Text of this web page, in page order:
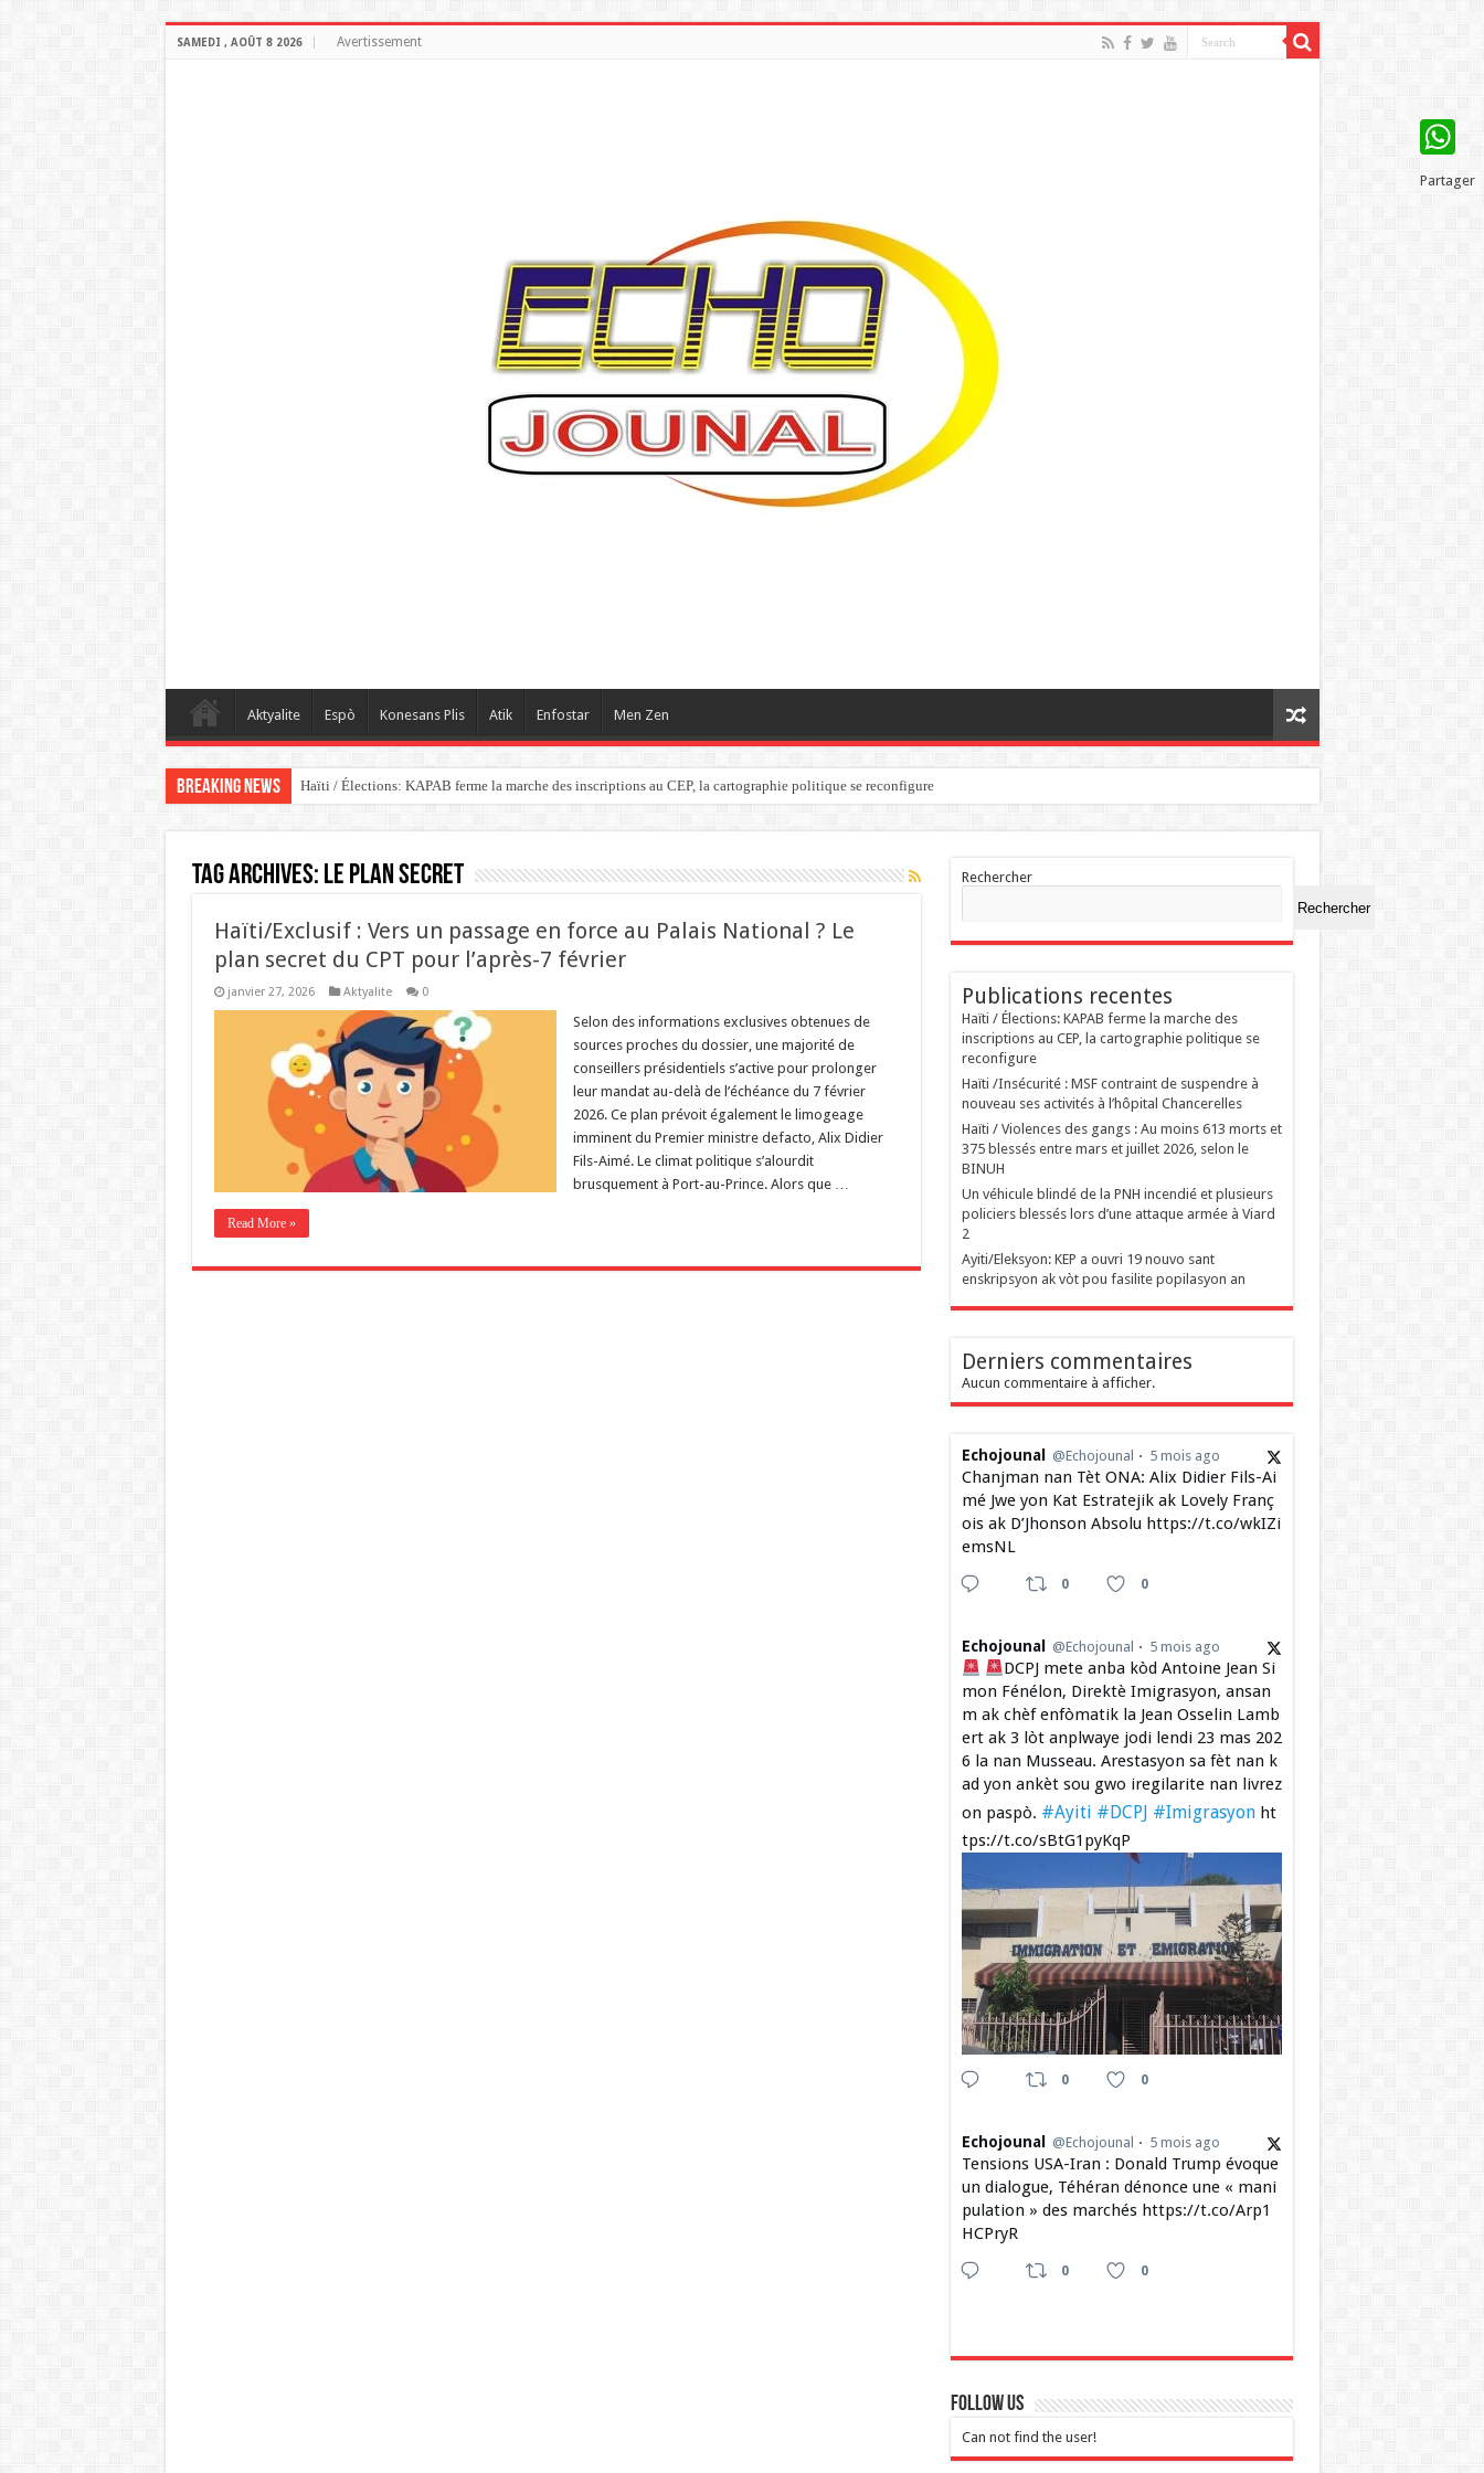
SAMEDI , AOÛT 8 2026 Avertissement
Aktyalite Espò Konesans Plis Atik Enfostar Men Zen
Breaking News Haïti / Élections: KAPAB ferme la marche des inscriptions au CEP, la cartographie politique se reconfigure
Tag Archives: Le plan secret
Haïti/Exclusif : Vers un passage en force au Palais National ? Le
plan secret du CPT pour l’après-7 février
janvier 27, 2026 Aktyalite 0
​Selon des informations exclusives obtenues de
sources proches du dossier, une majorité de
conseillers présidentiels s’active pour prolonger
leur mandat au-delà de l’échéance du 7 février
2026. Ce plan prévoit également le limogeage
imminent du Premier ministre defacto, Alix Didier
Fils-Aimé. ​Le climat politique s’alourdit
brusquement à Port-au-Prince. Alors que …
Read More »
Rechercher
Rechercher
Publications recentes
Haïti / Élections: KAPAB ferme la marche des
inscriptions au CEP, la cartographie politique se
reconfigure
Haïti /Insécurité : MSF contraint de suspendre à
nouveau ses activités à l’hôpital Chancerelles
Haïti / Violences des gangs : Au moins 613 morts et
375 blessés entre mars et juillet 2026, selon le
BINUH
Un véhicule blindé de la PNH incendié et plusieurs
policiers blessés lors d’une attaque armée à Viard
2
‎Ayiti/Eleksyon: KEP a ouvri 19 nouvo sant
enskripsyon ak vòt pou fasilite popilasyon an
Derniers commentaires
Aucun commentaire à afficher.
Echojounal @Echojounal 5 mois ago
Chanjman nan Tèt ONA: Alix Didier Fils-Ai
mé Jwe yon Kat Estratejik ak Lovely Franç
ois ak D’Jhonson Absolu https://t.co/wkIZi
emsNL
0 0
Echojounal @Echojounal 5 mois ago
DCPJ mete anba kòd Antoine Jean Si
mon Fénélon, Direktè Imigrasyon, ansan
m ak chèf enfòmatik la Jean Osselin Lamb
ert ak 3 lòt anplwaye jodi lendi 23 mas 202
6 la nan Musseau. Arestasyon sa fèt nan k
ad yon ankèt sou gwo iregilarite nan livrez
on paspò. #Ayiti #DCPJ #Imigrasyonht
tps://t.co/sBtG1pyKqP
0 0
Echojounal @Echojounal 5 mois ago
Tensions USA-Iran : Donald Trump évoque
un dialogue, Téhéran dénonce une « mani
pulation » des marchés https://t.co/Arp1
HCPryR
0 0
Follow Us
Can not find the user!
WhatsApp
Partager